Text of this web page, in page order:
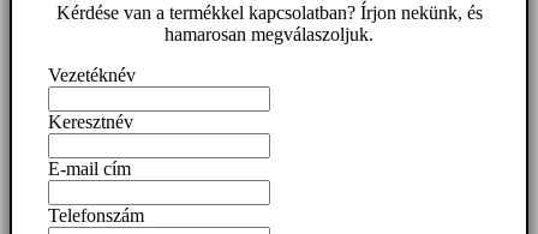
Kérdése van a termékkel kapcsolatban? Írjon nekünk, és
hamarosan megválaszoljuk.
Vezetéknév
Keresztnév
E-mail cím
Telefonszám